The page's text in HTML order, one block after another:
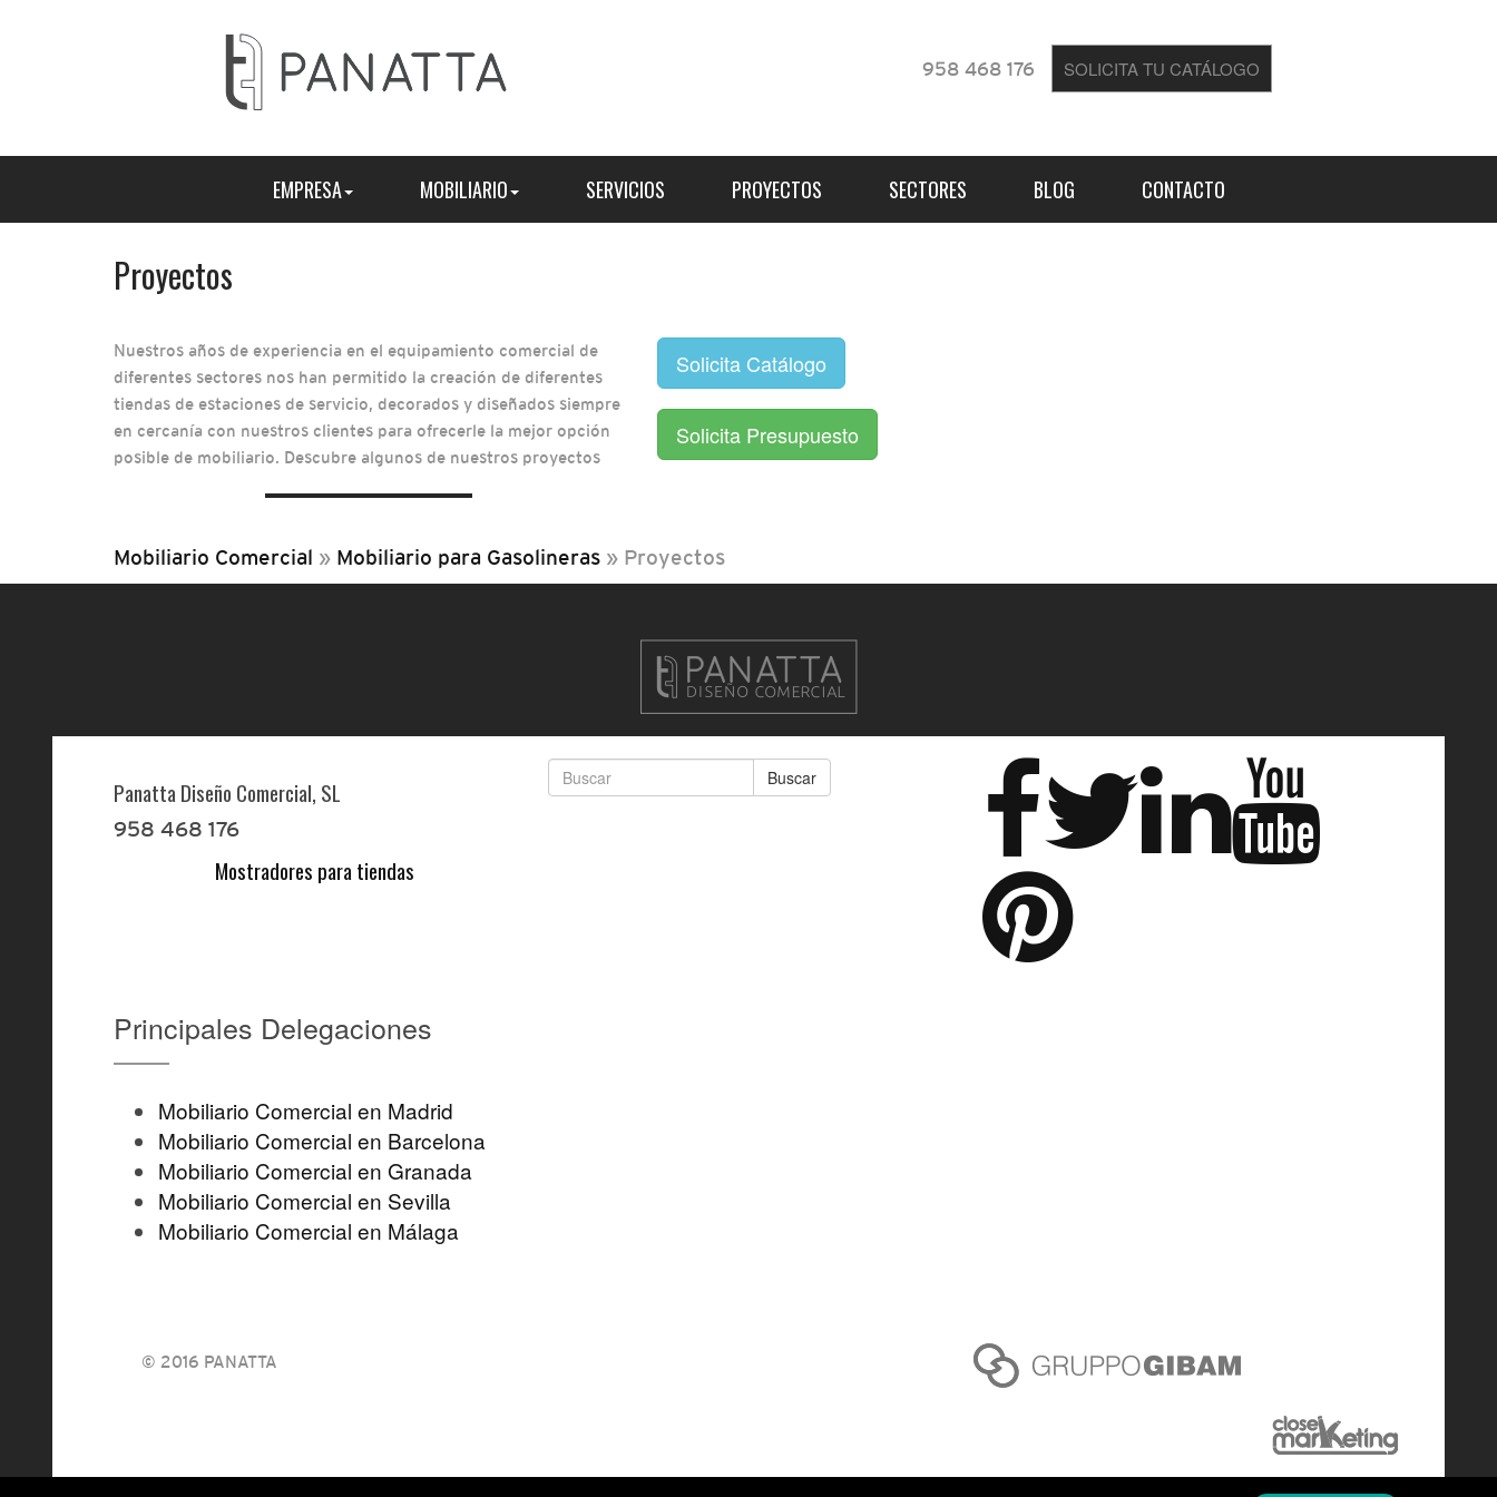
958 468 176 SOLICITA TU CATÁLOGO
EMPRESA MOBILIARIO SERVICIOS PROYECTOS SECTORES BLOG CONTACTO
Proyectos
Nuestros años de experiencia en el equipamiento comercial de
diferentes sectores nos han permitido la creación de diferentes
tiendas de estaciones de servicio, decorados y diseñados siempre
en cercanía con nuestros clientes para ofrecerle la mejor opción
posible de mobiliario. Descubre algunos de nuestros proyectos
Solicita Catálogo
Solicita Presupuesto
Mobiliario Comercial » Mobiliario para Gasolineras » Proyectos
Panatta Diseño Comercial, SL
958 468 176
Mostradores para tiendas
Buscar
Principales Delegaciones
Mobiliario Comercial en Madrid
Mobiliario Comercial en Barcelona
Mobiliario Comercial en Granada
Mobiliario Comercial en Sevilla
Mobiliario Comercial en Málaga
© 2016 PANATTA